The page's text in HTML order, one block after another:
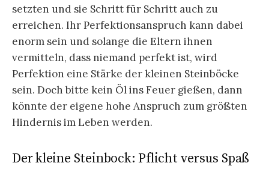
setzten und sie Schritt für Schritt auch zu
erreichen. Ihr Perfektionsanspruch kann dabei
enorm sein und solange die Eltern ihnen
vermitteln, dass niemand perfekt ist, wird
Perfektion eine Stärke der kleinen Steinböcke
sein. Doch bitte kein Öl ins Feuer gießen, dann
könnte der eigene hohe Anspruch zum größten
Hindernis im Leben werden.
Der kleine Steinbock: Pflicht versus Spaß